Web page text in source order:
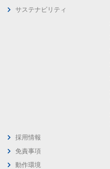
サステナビリティ
採用情報
免責事項
動作環境